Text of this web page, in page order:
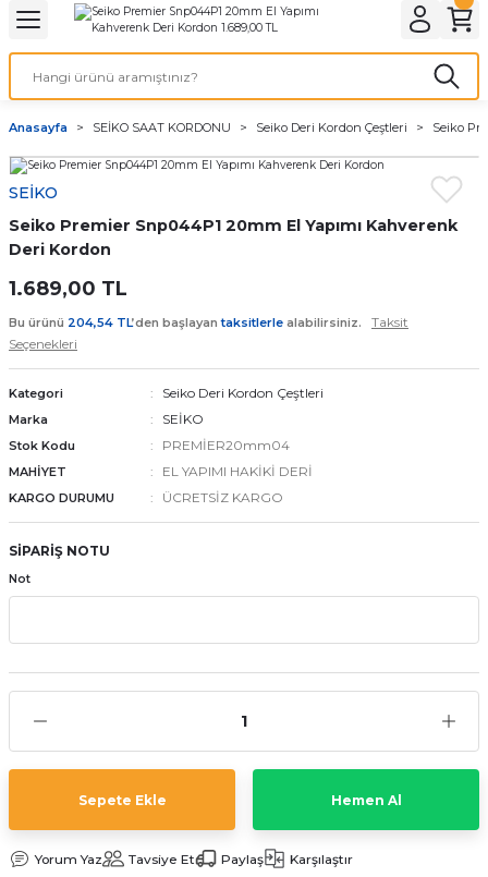
Geri Dön
& ELEKTİRİK AYDINLATMA & ELEKTRİK
Geri Dön
ve Cihaz Pilleri
ÇEŞİTLERİ
ÇEŞİTLERİ
Geri Dön
Geri Dön
Kordon Çeşitleri
Kordonu
saat kordonu
Anasayfa SEİKO SAAT KORDONU Seiko Deri Kordon Çeştleri Seiko
SEİKO
Seiko Premier Snp044P1 20mm El Yapımı Kahverenk
Deri Kordon
1.689,00 TL
Bu ürünü 204,54 TL’den başlayantaksitlerle alabilirsiniz.
Taksit
Seçenekleri
Kategori Seiko Deri Kordon Çeştleri
Marka SEİKO
Stok Kodu PREMİER20mm04
MAHİYET EL YAPIMI HAKİKİ DERİ
KARGO DURUMU ÜCRETSİZ KARGO
SİPARİŞ NOTU
Not
Sepete Ekle Hemen Al
Yorum Yaz Tavsiye Et Paylaş Karşılaştır